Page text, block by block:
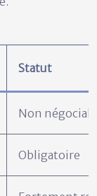
Statut
Non
Obligatoire